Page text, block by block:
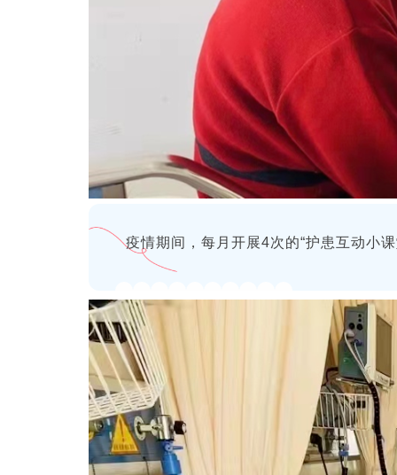
疫情期间，每月开展4次的“护患互动小